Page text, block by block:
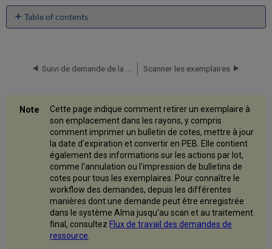
Table of contents
liste
Prendre
exemplaires
Annuler
exemplaires
Imprimer
bulletins
Scanner les exemplaires
Cette page indique comment retirer un exemplaire à
son emplacement dans les rayons, y compris
comment imprimer un bulletin de cotes, mettre à jour
la date d'expiration et convertir en PEB. Elle contient
également des informations sur les actions par lot,
comme l'annulation ou l'impression de bulletins de
cotes pour tous les exemplaires. Pour connaître le
workflow des demandes, depuis les différentes
manières dont une demande peut être enregistrée
dans le système Alma jusqu'au scan et au traitement
final, consultez Flux de travail des demandes de
ressource.